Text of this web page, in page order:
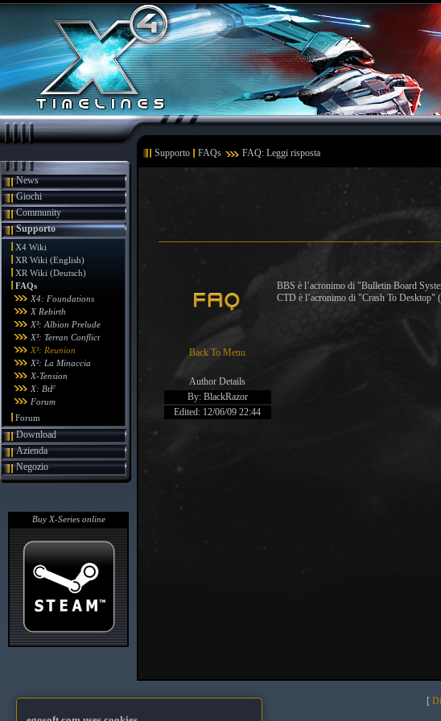
Supporto FAQs FAQ: Leggi risposta
News
Giochi
Community
Supporto
X4 Wiki
XR Wiki (English)
XR Wiki (Deutsch)
FAQs
X4: Foundations
X Rebirth
X³: Albion Prelude
X³: Terran Conflict
X³: Reunion
X²: La Minaccia
X-Tension
X: BtF
Forum
Forum
Download
Azienda
Negozio
Buy X-Series online
Back To Menu
Author Details
By: BlackRazor
Edited: 12/06/09 22:44
BBS è l’acronimo di "Bulletin Board
CTD è l’acronimo di "Crash To Desktop"
[